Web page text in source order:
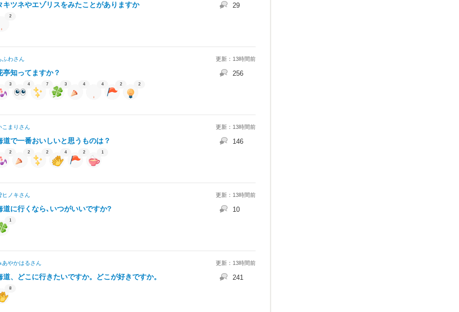
キツネやエゾリスをみたことがありますか 29
2
ふわさん 更新：13時間前
亭知ってますか？ 256
3 4 7 3 4 4 2 2
こまり さん 更新：13時間前
道で一番おいしいと思うものは？ 146
2 2 2 4 2 1
ヒノキさん 更新：13時間前
道に行くなら､いつがいいですか? 10
1
あやかはるさん 更新：13時間前
道、どこに行きたいですか。どこが好きですか。 241
8